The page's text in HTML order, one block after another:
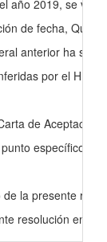
año 2019, se
de fecha, Quito
anterior ha
por el H.
de
específico
la presente
resolución en